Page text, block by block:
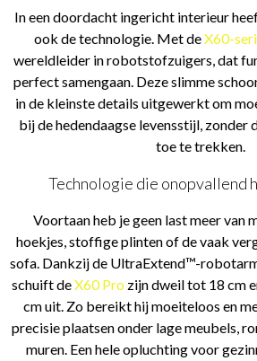
In een doordacht ingericht interieur
ook de technologie. Met deX60-
wereldleider in robotstofzuigers, dat
perfect samengaan. Deze slimme
in de kleinste details uitgewerkt om
bij de hedendaagse levensstijl, zonder
toe te trekken.
Technologie die onopvallend
Voortaan heb je geen last meer van
hoekjes, stoffige plinten of de vaak
sofa. Dankzij de UltraExtend™-
schuift deX60 Pro zijn dweil tot 18 cm
cm uit. Zo bereikt hij moeiteloos en
precisie plaatsen onder lage meubels,
muren. Een hele opluchting voor